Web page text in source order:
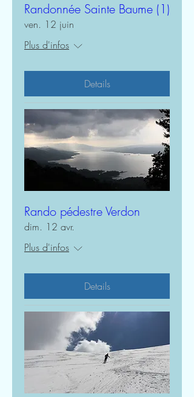
Randonnée Sainte Baume (1)
ven. 12 juin
Plus d'infos
Details
Rando pédestre Verdon
dim. 12 avr.
Plus d'infos
Details